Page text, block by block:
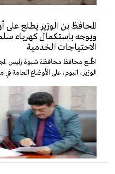
المحافظ بن الوزير يطلع
ويوجه باستكمال كهرباء
الاحتياجات الخدمية
اطّلع محافظ محافظة شبوة رئيس
الوزير، اليوم، على الأوضاع العامة في